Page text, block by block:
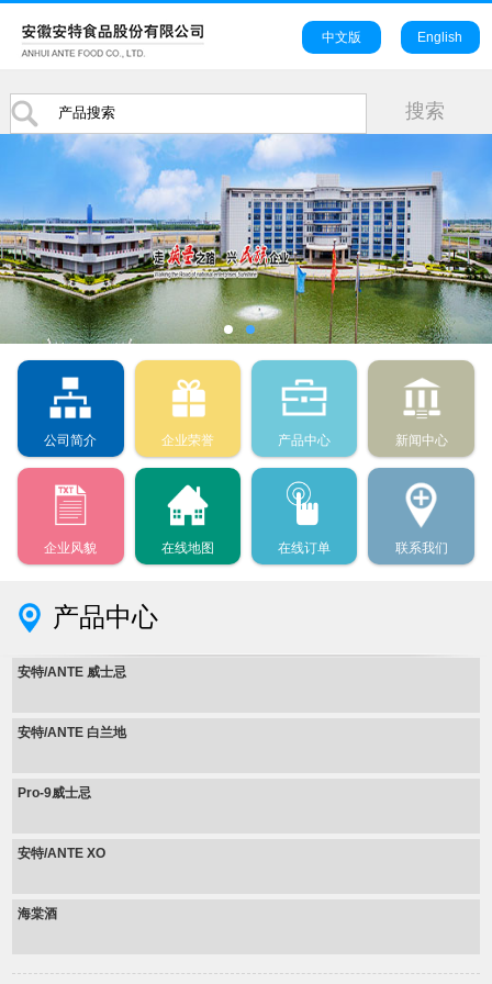
中文版 English
公司简介 企业荣誉 产品中心 新闻中心
企业风貌 在线地图 在线订单 联系我们
产品中心
安特/ANTE 威士忌
安特/ANTE 白兰地
Pro-9威士忌
安特/ANTE XO
海棠酒